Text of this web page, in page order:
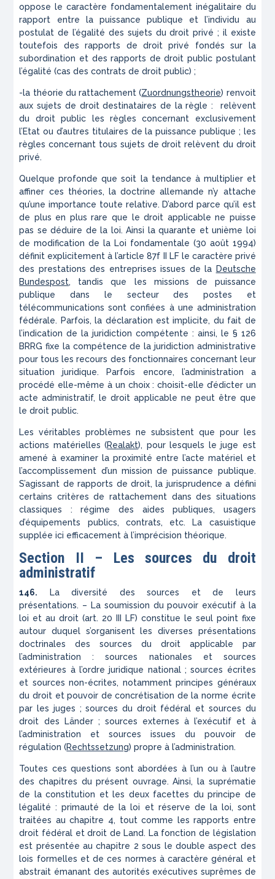
oppose le caractère fondamentalement inégalitaire du
rapport entre la puissance publique et l’individu au
postulat de l’égalité des sujets du droit privé ; il existe
toutefois des rapports de droit privé fondés sur la
subordination et des rapports de droit public postulant
l’égalité (cas des contrats de droit public) ;
-la théorie du rattachement (Zuordnungstheorie) renvoit
aux sujets de droit destinataires de la règle : relèvent
du droit public les règles concernant exclusivement
l’Etat ou d’autres titulaires de la puissance publique ; les
règles concernant tous sujets de droit relèvent du droit
privé.
Quelque profonde que soit la tendance à multiplier et
affiner ces théories, la doctrine allemande n’y attache
qu’une importance toute relative. D’abord parce qu’il est
de plus en plus rare que le droit applicable ne puisse
pas se déduire de la loi. Ainsi la quarante et unième loi
de modification de la Loi fondamentale (30 août 1994)
définit explicitement à l’article 87f II LF le caractère privé
des prestations des entreprises issues de la Deutsche
Bundespost, tandis que les missions de puissance
publique dans le secteur des postes et
télécommunications sont confiées à une administration
fédérale. Parfois, la déclaration est implicite, du fait de
l’indication de la juridiction compétente : ainsi, le § 126
BRRG fixe la compétence de la juridiction administrative
pour tous les recours des fonctionnaires concernant leur
situation juridique. Parfois encore, l’administration a
procédé elle-même à un choix : choisit-elle d’édicter un
acte administratif, le droit applicable ne peut être que
le droit public.
Les véritables problèmes ne subsistent que pour les
actions matérielles (Realakt), pour lesquels le juge est
amené à examiner la proximité entre l’acte matériel et
l’accomplissement d’un mission de puissance publique.
S’agissant de rapports de droit, la jurisprudence a défini
certains critères de rattachement dans des situations
classiques : régime des aides publiques, usagers
d’équipements publics, contrats, etc. La casuistique
supplée ici efficacement à l’imprécision théorique.
Section II – Les sources du droit
administratif
146. La diversité des sources et de leurs
présentations. – La soumission du pouvoir exécutif à la
loi et au droit (art. 20 III LF) constitue le seul point fixe
autour duquel s’organisent les diverses présentations
doctrinales des sources du droit applicable par
l’administration : sources nationales et sources
extérieures à l’ordre juridique national ; sources écrites
et sources non-écrites, notamment principes généraux
du droit et pouvoir de concrétisation de la norme écrite
par les juges ; sources du droit fédéral et sources du
droit des Länder ; sources externes à l’exécutif et à
l’administration et sources issues du pouvoir de
régulation (Rechtssetzung) propre à l’administration.
Toutes ces questions sont abordées à l’un ou à l’autre
des chapitres du présent ouvrage. Ainsi, la suprématie
de la constitution et les deux facettes du principe de
légalité : primauté de la loi et réserve de la loi, sont
traitées au chapitre 4, tout comme les rapports entre
droit fédéral et droit de Land. La fonction de législation
est présentée au chapitre 2 sous le double aspect des
lois formelles et de ces normes à caractère général et
abstrait émanant des autorités exécutives suprêmes de